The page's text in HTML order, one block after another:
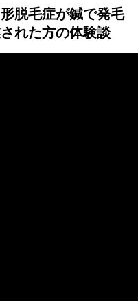
脱毛症が鍼で発毛
れた方の体験談